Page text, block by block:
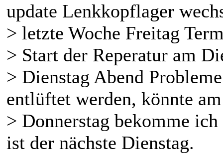
update Lenkkopflager
> letzte Woche Freitag
> Start der Reperatur am
> Dienstag Abend
entlüftet werden, könnte
> Donnerstag bekomme
ist der nächste Dienstag.